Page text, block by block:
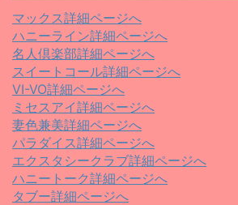
マックス詳細ページへ
ハニーライン詳細ページへ
名人倶楽部詳細ページへ
スイートコール詳細ページへ
VI-VO詳細ページへ
ミセスアイ詳細ページへ
妻色兼美詳細ページへ
パラダイス詳細ページへ
エクスタシークラブ詳細ページへ
ハニートーク詳細ページへ
タブー詳細ページへ